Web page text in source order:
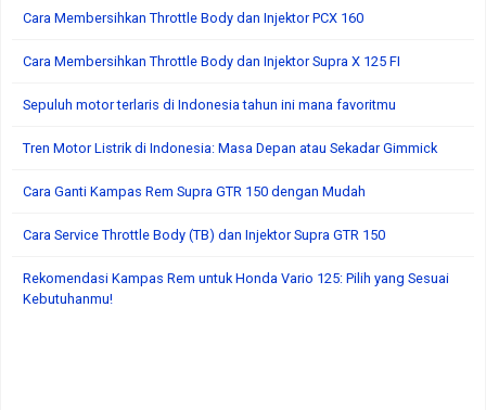
Cara Membersihkan Throttle Body dan Injektor PCX 160
Cara Membersihkan Throttle Body dan Injektor Supra X 125 FI
Sepuluh motor terlaris di Indonesia tahun ini mana favoritmu
Tren Motor Listrik di Indonesia: Masa Depan atau Sekadar Gimmick
Cara Ganti Kampas Rem Supra GTR 150 dengan Mudah
Cara Service Throttle Body (TB) dan Injektor Supra GTR 150
Rekomendasi Kampas Rem untuk Honda Vario 125: Pilih yang Sesuai
Kebutuhanmu!